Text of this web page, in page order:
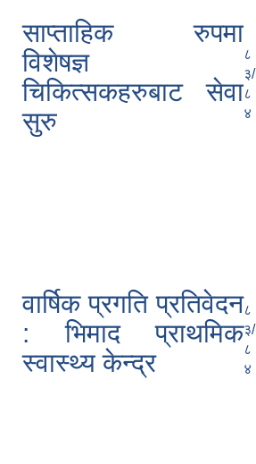
साप्ताहिक रुपमा
विशेषज्ञ
चिकित्सकहरुबाट सेवा
सुरु
८
३/
८
४
वार्षिक प्रगति प्रतिवेदन
: भिमाद प्राथमिक
स्वास्थ्य केन्द्र
८
३/
८
४